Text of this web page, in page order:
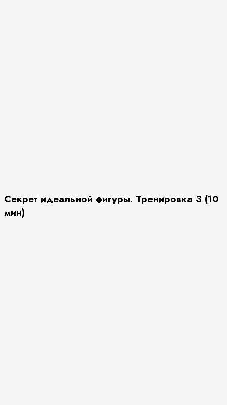
Секрет идеальной фигуры. Тренировка 3 (10
мин)